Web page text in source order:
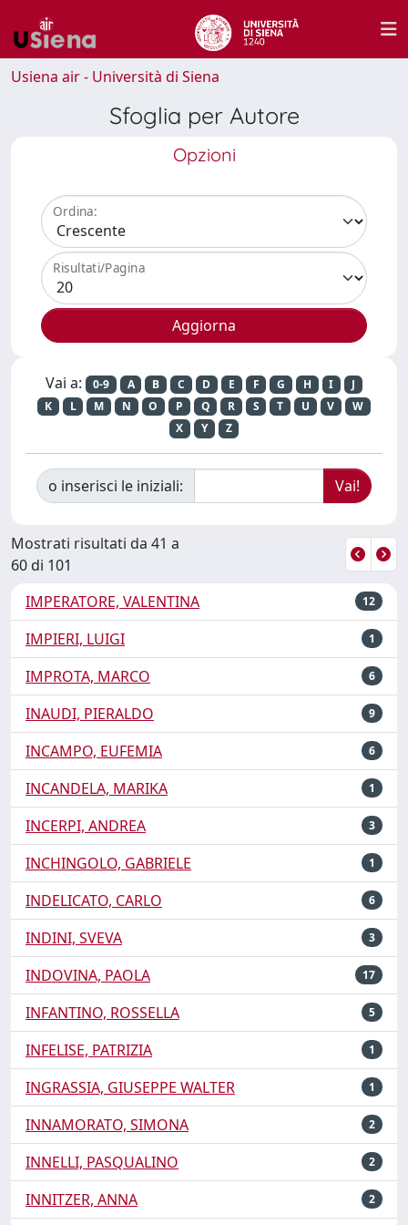
Usiena air - Università di Siena
Sfoglia per Autore
Opzioni
Ordina:
Risultati/Pagina
Vai a: 0-9 A B C D E F G H I
J
K
L M N O P Q R S T U V
W
X
Y Z
o inserisci le iniziali:
Mostrati risultati da 41 a
60 di 101
IMPERATORE, VALENTINA
12
IMPIERI, LUIGI 1
IMPROTA, MARCO 6
INAUDI, PIERALDO 9
INCAMPO, EUFEMIA 6
INCANDELA, MARIKA 1
INCERPI, ANDREA 3
INCHINGOLO, GABRIELE 1
INDELICATO, CARLO 6
INDINI, SVEVA 3
INDOVINA, PAOLA 17
INFANTINO, ROSSELLA 5
INFELISE, PATRIZIA 1
INGRASSIA, GIUSEPPE WALTER 1
INNAMORATO, SIMONA 2
INNELLI, PASQUALINO 2
INNITZER, ANNA 2